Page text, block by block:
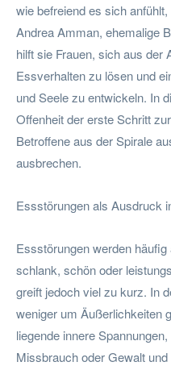
wie befreiend es sich
Andrea Amman, ehemalige
hilft sie Frauen, sich aus der
Essverhalten zu lösen und
und Seele zu entwickeln. In
Offenheit der erste Schritt
Betroffene aus der Spirale
ausbrechen.
Essstörungen als Ausdruck
Essstörungen werden
schlank, schön oder
greift jedoch viel zu kurz. In
weniger um Äußerlichkeiten
liegende innere
Missbrauch oder Gewalt